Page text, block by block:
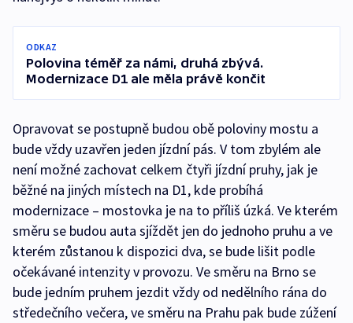
ODKAZ
Polovina téměř za námi, druhá zbývá.
Modernizace D1 ale měla právě končit
Opravovat se postupně budou obě poloviny mostu a
bude vždy uzavřen jeden jízdní pás. V tom zbylém ale
není možné zachovat celkem čtyři jízdní pruhy, jak je
běžné na jiných místech na D1, kde probíhá
modernizace – mostovka je na to příliš úzká. Ve kterém
směru se budou auta sjíždět jen do jednoho pruhu a ve
kterém zůstanou k dispozici dva, se bude lišit podle
očekávané intenzity v provozu. Ve směru na Brno se
bude jedním pruhem jezdit vždy od nedělního rána do
středečního večera, ve směru na Prahu pak bude zúžení